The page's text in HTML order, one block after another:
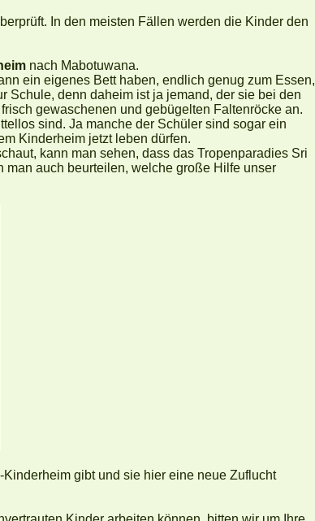
In den meisten Fällen werden die Kinder den
nach Mabotuwana.
ein eigenes Bett haben, endlich genug zum Essen,
Schule, denn daheim ist ja jemand, der sie bei den
gewaschenen und gebügelten Faltenröcke an.
sind. Ja manche der Schüler sind sogar ein
Kinderheim jetzt leben dürfen.
kann man sehen, dass das Tropenparadies Sri
man auch beurteilen, welche große Hilfe unser
gibt und sie hier eine neue Zuflucht